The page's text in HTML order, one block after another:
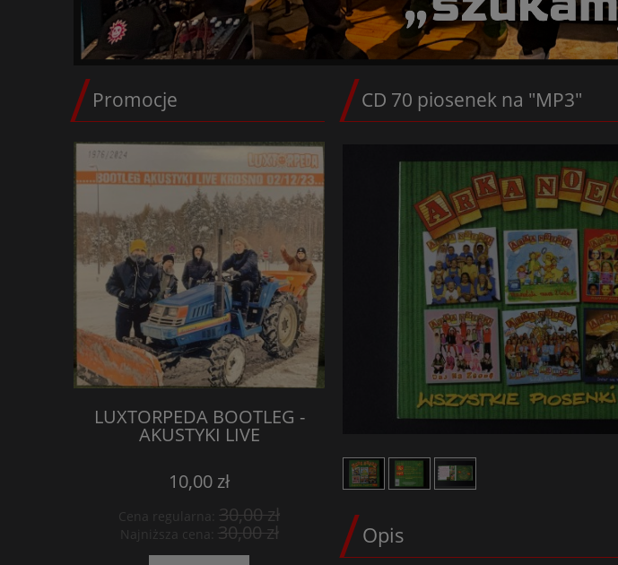
Promocje
LUXTORPEDA BOOTLEG -
AKUSTYKI LIVE
10,00 zł
Cena regularna: 30,00 zł
Najniższa cena: 30,00 zł
KOSZULKA 2 TM2,3 SURSUM
70,00 zł
Najniższa cena:
CD 70 piosenek na "MP3"
Opis